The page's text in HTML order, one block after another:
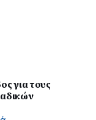
για τους